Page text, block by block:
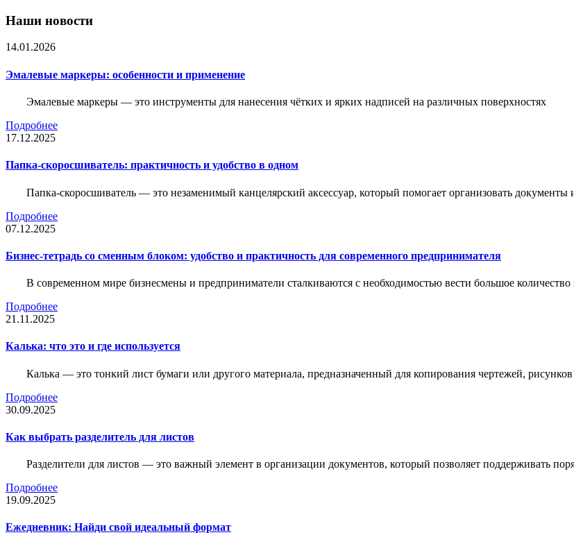
Наши новости
14.01.2026
Эмалевые маркеры: особенности и применение
Эмалевые маркеры — это инструменты для нанесения чётких и ярких надписей на различных поверхностях
Подробнее
17.12.2025
Папка-скоросшиватель: практичность и удобство в одном
Папка-скоросшиватель — это незаменимый канцелярский аксессуар, который помогает организовать документы
Подробнее
07.12.2025
Бизнес-тетрадь со сменным блоком: удобство и практичность для современного предпринимателя
В современном мире бизнесмены и предприниматели сталкиваются с необходимостью вести большое количество
Подробнее
21.11.2025
Калька: что это и где используется
Калька — это тонкий лист бумаги или другого материала, предназначенный для копирования чертежей,
Подробнее
30.09.2025
Как выбрать разделитель для листов
Разделители для листов — это важный элемент в организации документов, который позволяет поддерживать
Подробнее
19.09.2025
Ежедневник: Найди свой идеальный формат